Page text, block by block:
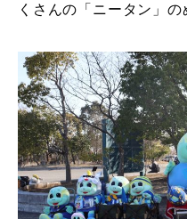
くさんの「ニータン」の